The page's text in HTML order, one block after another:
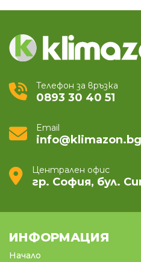
Телефон за връзка
0893 30 40 51
Email
info@klimazon.bg
Централен офис
гр. София, бул.
ИНФОРМАЦИЯ
Начало